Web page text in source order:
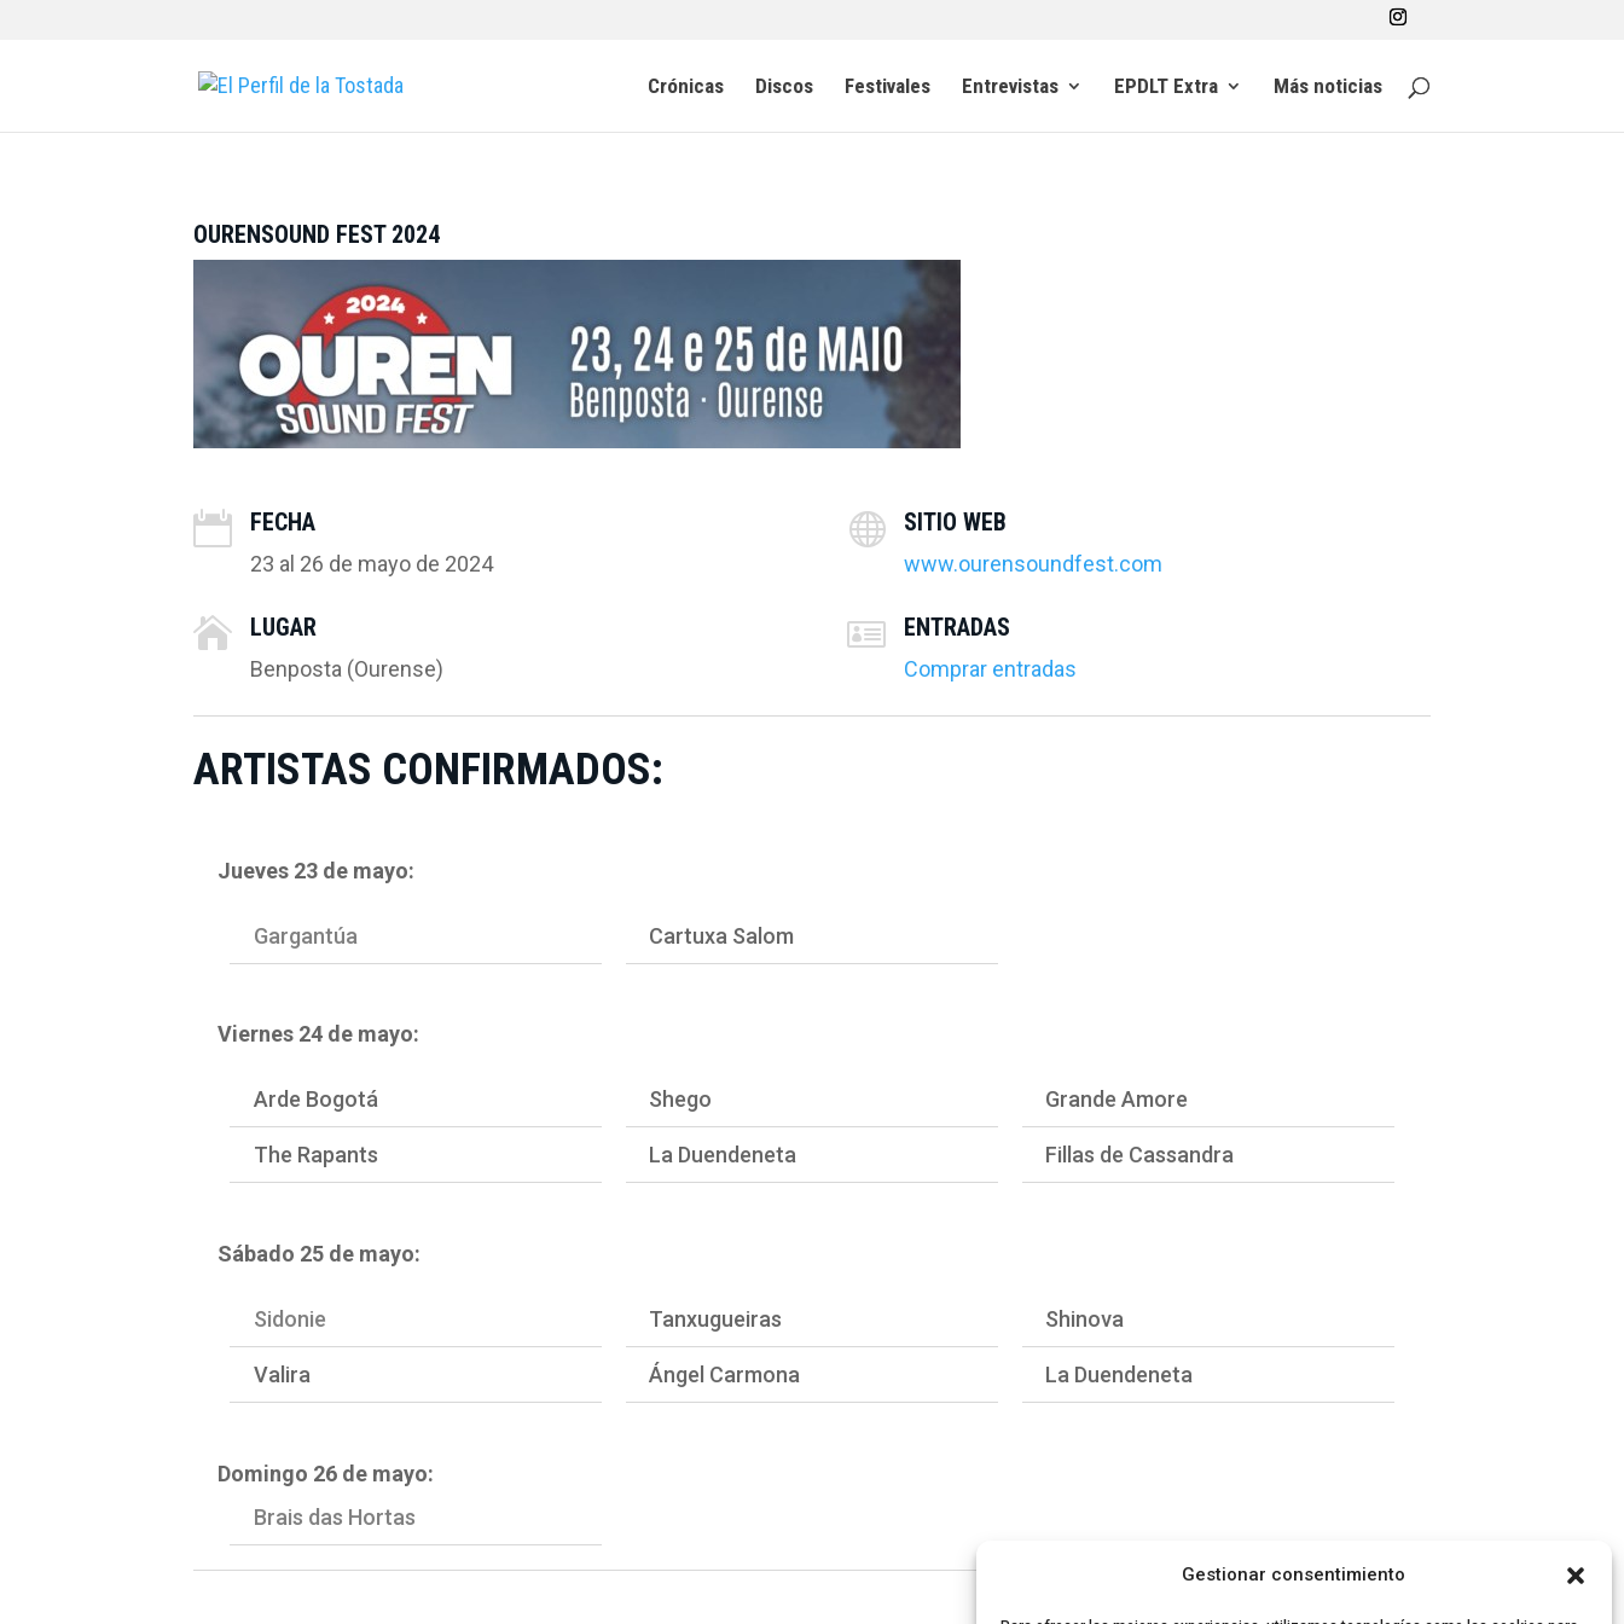
Gestionar consentimiento
Crónicas Discos Festivales Entrevistas EPDLT Extra Más noticias
OURENSOUND FEST 2024
 FECHA
23 al 26 de mayo de 2024
 LUGAR
Benposta (Ourense)
 SITIO WEB
www.ourensoundfest.com
 ENTRADAS
Comprar entradas
ARTISTAS CONFIRMADOS:
Jueves 23 de mayo:
Gargantúa Cartuxa Salom
Viernes 24 de mayo:
Arde Bogotá Shego Grande Amore
The Rapants La Duendeneta Fillas de Cassandra
Sábado 25 de mayo:
Sidonie Tanxugueiras Shinova
Valira Ángel Carmona La Duendeneta
Domingo 26 de mayo:
Brais das Hortas